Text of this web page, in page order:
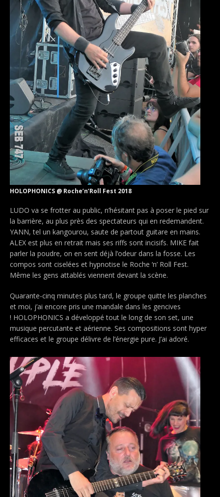
HOLOPHONICS @ Roche’n’Roll Fest 2018
LUDO va se frotter au public, n’hésitant pas à poser le pied sur
la barrière, au plus près des spectateurs qui en redemandent.
YANN, tel un kangourou, saute de partout guitare en mains.
ALEX est plus en retrait mais ses riffs sont incisifs. MIKE fait
parler la poudre, on en sent déjà l’odeur dans la fosse. Les
compos sont ciselées et hypnotise le Roche ‘n’ Roll Fest.
Même les gens attablés viennent devant la scène.
Quarante-cinq minutes plus tard, le groupe quitte les planches
et moi, j’ai encore pris une mandale dans les gencives
! HOLOPHONICS a développé tout le long de son set, une
musique percutante et aérienne. Ses compositions sont hyper
efficaces et le groupe délivre de l’énergie pure. J’ai adoré.